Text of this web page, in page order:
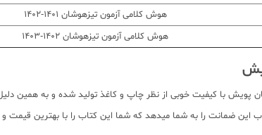
هوش کلامی آزمون تیزهوشان 1401-1402
هوش کلامی آزمون تیزهوشان 1402-1403
با کیفیت خوبی از نظر چاپ و کاغذ تولید شده و به همین دلیل
ضمانت را به شما میدهد که شما این کتاب را با بهترین قیمت و